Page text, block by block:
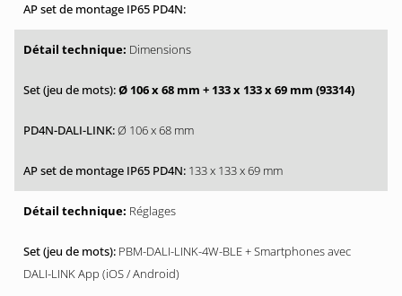
Dimensions
Ø 106 x 68 mm + 133 x 133 x 69 mm (93314)
Ø 106 x 68 mm
133 x 133 x 69 mm
Réglages
PBM-DALI-LINK-4W-BLE + Smartphones avec
DALI-LINK App (iOS / Android)